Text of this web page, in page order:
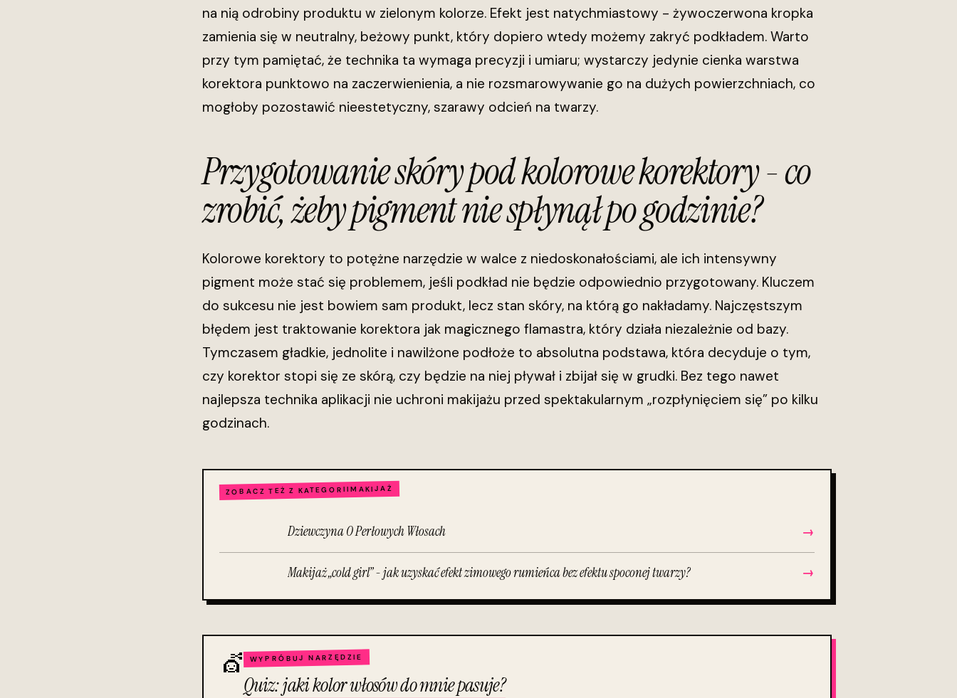
na nią odrobiny produktu w zielonym kolorze. Efekt jest natychmiastowy - żywoczerwona kropka
zamienia się w neutralny, beżowy punkt, który dopiero wtedy możemy zakryć podkładem. Warto
przy tym pamiętać, że technika ta wymaga precyzji i umiaru; wystarczy jedynie cienka warstwa
korektora punktowo na zaczerwienienia, a nie rozsmarowywanie go na dużych powierzchniach, co
mogłoby pozostawić nieestetyczny, szarawy odcień na twarzy.
Przygotowanie skóry pod kolorowe korektory - co
zrobić, żeby pigment nie spłynął po godzinie?
Kolorowe korektory to potężne narzędzie w walce z niedoskonałościami, ale ich intensywny
pigment może stać się problemem, jeśli podkład nie będzie odpowiednio przygotowany. Kluczem
do sukcesu nie jest bowiem sam produkt, lecz stan skóry, na którą go nakładamy. Najczęstszym
błędem jest traktowanie korektora jak magicznego flamastra, który działa niezależnie od bazy.
Tymczasem gładkie, jednolite i nawilżone podłoże to absolutna podstawa, która decyduje o tym,
czy korektor stopi się ze skórą, czy będzie na niej pływał i zbijał się w grudki. Bez tego nawet
najlepsza technika aplikacji nie uchroni makijażu przed spektakularnym „rozpłynięciem się” po kilku
godzinach.
ZOBACZ TEŻ Z KATEGORIIMAKIJAŻ
Dziewczyna O Perłowych Włosach →
Makijaż „cold girl” - jak uzyskać efekt zimowego rumieńca bez efektu spoconej twarzy? →
💇 WYPRÓBUJ NARZĘDZIE
Quiz: jaki kolor włosów do mnie pasuje?